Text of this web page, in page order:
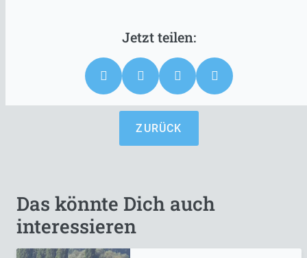
ZURÜCK
Das könnte Dich auch
interessieren